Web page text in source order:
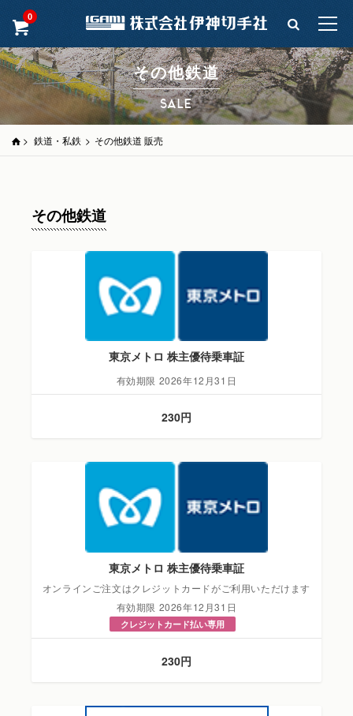
0
その他鉄道
SALE
> 鉄道・私鉄 > その他鉄道 販売
その他鉄道
東京メトロ 株主優待乗車証
有効期限 2026年12月31日
230円
東京メトロ 株主優待乗車証
オンラインご注文はクレジットカードがご利用いただけます
有効期限 2026年12月31日
クレジットカード払い専用
230円